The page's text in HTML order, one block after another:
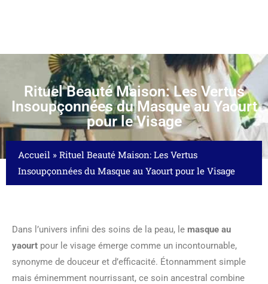
Rituel Beauté Maison: Les Vertus
Insoupçonnées du Masque au Yaourt
pour le Visage
Accueil » Rituel Beauté Maison: Les Vertus
Insoupçonnées du Masque au Yaourt pour le Visage
Dans l’univers infini des soins de la peau, le masque au
yaourt pour le visage émerge comme un incontournable,
synonyme de douceur et d’efficacité. Étonnamment simple
mais éminemment nourrissant, ce soin ancestral combine